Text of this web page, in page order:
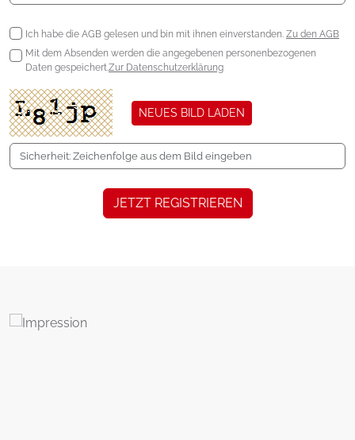
Ich habe die AGB gelesen und bin mit ihnen einverstanden. Zu den AGB
Mit dem Absenden werden die angegebenen personenbezogenen
Daten gespeichert.Zur Datenschutzerklärung
NEUES BILD LADEN
JETZT REGISTRIEREN